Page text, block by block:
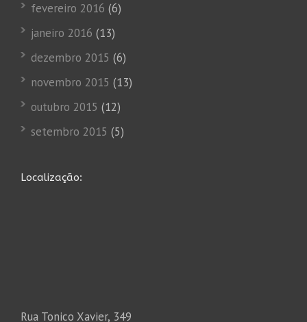
fevereiro 2016 (6)
janeiro 2016 (13)
dezembro 2015 (6)
novembro 2015 (13)
outubro 2015 (12)
setembro 2015 (5)
Localização:
Rua Tonico Xavier, 349